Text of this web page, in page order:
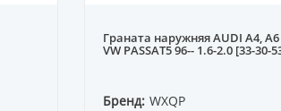
Граната наружняя AUDI A4, A6
VW PASSAT5 96-- 1.6-2.0 [33-30-
Бренд: WXQP